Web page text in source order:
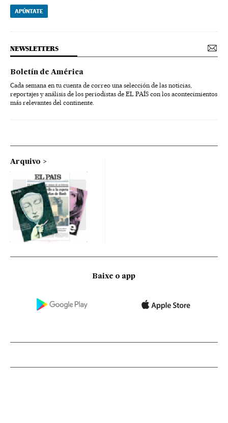
APÚNTATE
NEWSLETTERS
Boletín de América
Cada semana en tu cuenta de correo una selección de las noticias,
reportajes y análisis de los periodistas de EL PAÍS con los acontecimientos
más relevantes del continente.
Arquivo
Baixe o app